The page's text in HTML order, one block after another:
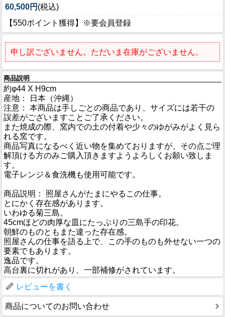
60,500円 (税込)
【550ポイント獲得】※要会員登録
申し訳ございません。ただいま在庫がございません。
商品説明
約φ44 X H9cm
産地： 日本（沖縄）
注意： 本商品は手しごとの商品であり、サイズには若干の
誤差がございますことご了承ください。
また焼成の際、窯内での土の付着や少々のゆがみがよく見ら
れる窯です。
商品写真になるべく近い物を集めておりますが、その点ご理
解頂ける方のみご購入頂きますようよろしくお願い致しま
す。
電子レンジ＆食洗機も使用可能です。
商品説明： 照屋さんがたまにやるこの仕事。
とにかく存在感があります。
いわゆる菊三島。
45cmほどの肉厚な皿にたっぷりの三島手の印花。
朝鮮のものともまた違った存在感。
照屋さんの仕事を語る上で、この手のものも外せない一つの
要素でもあります。
逸品です。
高台裏に切れがあり、一部補修がされています。
レビューを書く
商品についてのお問い合わせ